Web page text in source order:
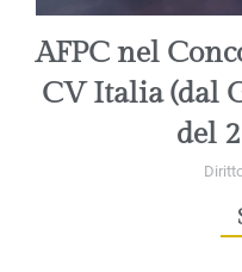
AFPC nel
CV Italia (dal
del